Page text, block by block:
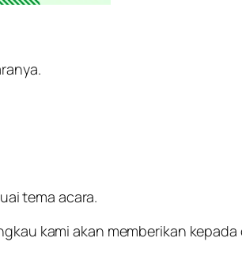
tema acara.
kami akan memberikan